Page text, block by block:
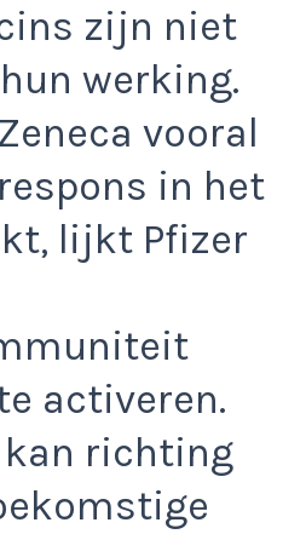
zijn niet
werking.
vooral
in het
lijkt Pfizer
activeren.
richting